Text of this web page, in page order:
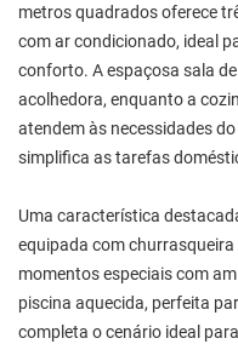
metros quadrados oferece
com ar condicionado, ideal
conforto. A espaçosa sala
acolhedora, enquanto a
atendem às necessidades
simplifica as tarefas
Uma característica
equipada com
momentos especiais com
piscina aquecida, perfeita
completa o cenário ideal